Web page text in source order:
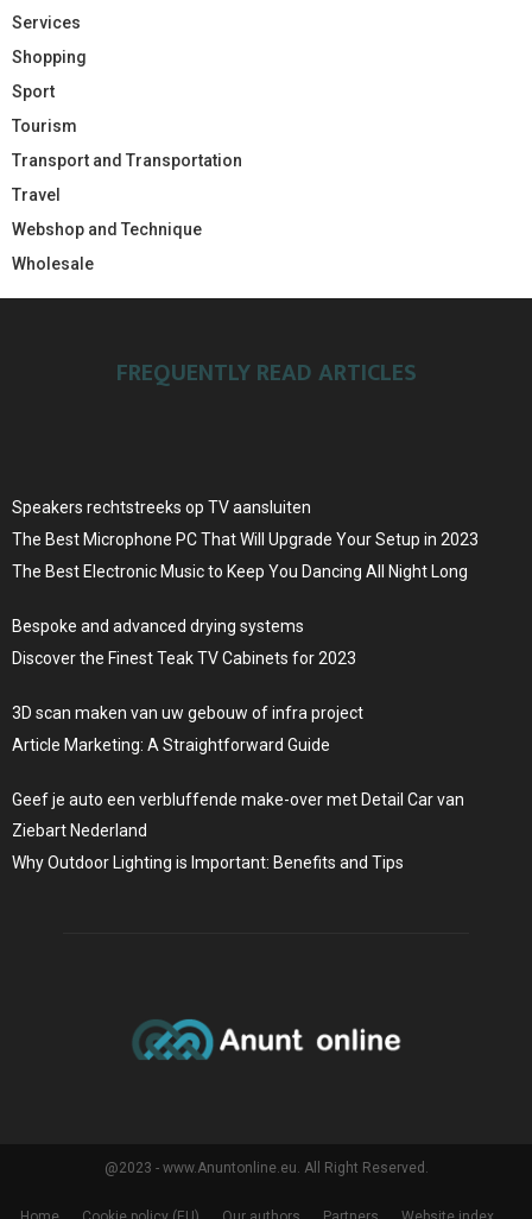
Services
Shopping
Sport
Tourism
Transport and Transportation
Travel
Webshop and Technique
Wholesale
FREQUENTLY READ ARTICLES
Speakers rechtstreeks op TV aansluiten
The Best Microphone PC That Will Upgrade Your Setup in 2023
The Best Electronic Music to Keep You Dancing All Night Long
Bespoke and advanced drying systems
Discover the Finest Teak TV Cabinets for 2023
3D scan maken van uw gebouw of infra project
Article Marketing: A Straightforward Guide
Geef je auto een verbluffende make-over met Detail Car van
Ziebart Nederland
Why Outdoor Lighting is Important: Benefits and Tips
@2023 - www.Anuntonline.eu. All Right Reserved.